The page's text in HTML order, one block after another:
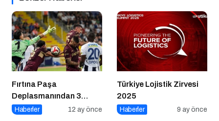
Fırtına Paşa
Deplasmanından 3
Puanla Ayrıldı
Haberler 12 ay önce
Türkiye Lojistik Zirvesi
2025
Haberler 9 ay önce